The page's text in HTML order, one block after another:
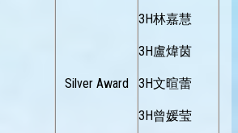
Silver Award
3H林嘉慧
3H盧煒茵
3H文暄蕾
3H曾媛莹